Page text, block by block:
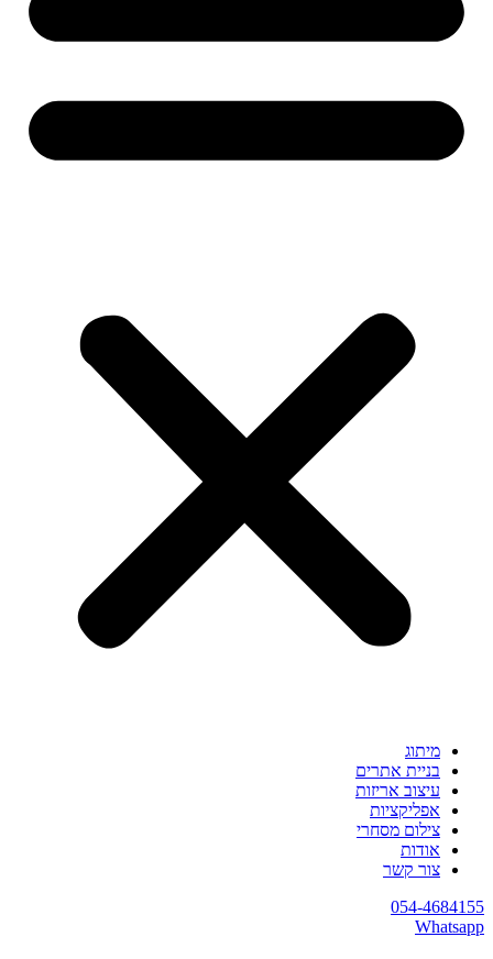
מיתוג
בניית אתרים
עיצוב אריזות
אפליקציות
צילום מסחרי
אודות
צור קשר
054-4684155
Whatsapp